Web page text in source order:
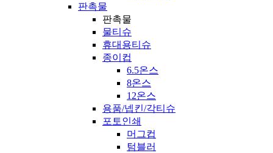
판촉물
판촉물
물티슈
휴대용티슈
종이컵
6.5온스
8온스
12온스
용품/넵킨/각티슈
포토인쇄
머그컵
텀블러